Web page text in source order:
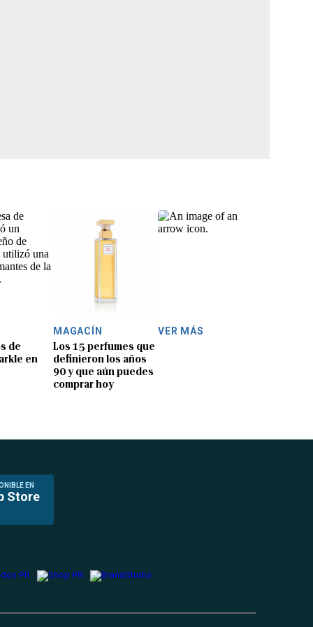
de
en
MAGACÍN
Los 15 perfumes que
definieron los años
90 y que aún puedes
comprar hoy
VER MÁS
EN
Store